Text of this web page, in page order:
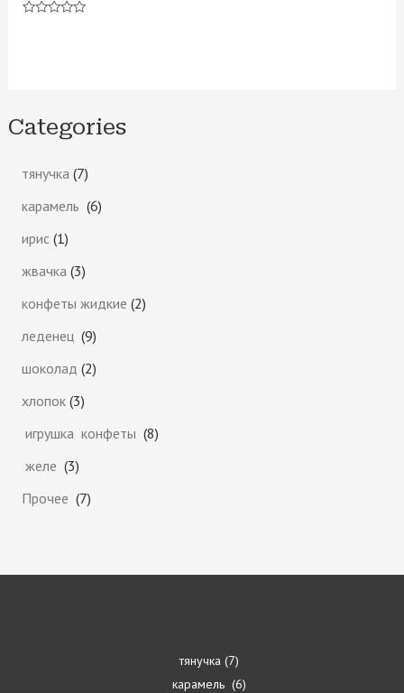
Categories
тянучка 7
карамель
6
ирис 1
жвачка 3
конфеты жидкие 2
леденец
9
шоколад 2
хлопок 3
игрушка конфеты
8
желе
3
Прочее
7
тянучка 7
карамель
6